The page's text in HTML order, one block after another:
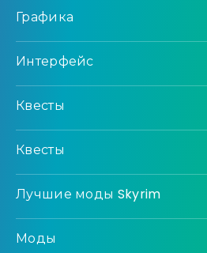
Графика
Интерфейс
Квесты
Квесты
Лучшие моды Skyrim
Моды